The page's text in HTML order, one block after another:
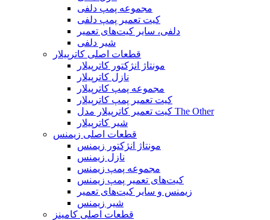
مجموعه پمپ دلفی
کیت تعمیر پمپ دلفی
دلفی، سایر کیت‌های تعمیر
شیر دلفی
قطعات اصلی کاترپیلار
مونتاژ انژکتور کاترپیلار
نازل کاترپیلار
مجموعه پمپ کاترپیلار
کیت تعمیر پمپ کاترپیلار
کیت تعمیر کاترپیلار مدل The Other
شیر کاترپیلار
قطعات اصلی زیمنس
مونتاژ انژکتور زیمنس
نازل زیمنس
مجموعه پمپ زیمنس
کیت‌های تعمیر پمپ زیمنس
زیمنس و سایر کیت‌های تعمیر
شیر زیمنس
قطعات اصلی کامینز